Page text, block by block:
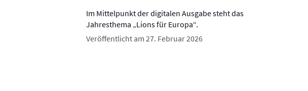
Im Mittelpunkt der digitalen Ausgabe steht das
Jahresthema „Lions für Europa“.
Veröffentlicht am 27. Februar 2026